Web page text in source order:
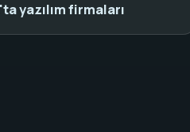
yazılım firmaları